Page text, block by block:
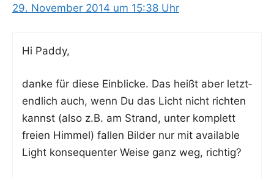
29. November 2014 um 15:38 Uhr
Hi Pad­dy,
dan­ke für die­se Ein­bli­cke. Das heißt aber letzt­
end­lich auch, wenn Du das Licht nicht rich­ten
kannst (also z.B. am Strand, unter kom­plett
frei­en Him­mel) fal­len Bil­der nur mit available
Light kon­se­quen­ter Wei­se ganz weg, richtig?